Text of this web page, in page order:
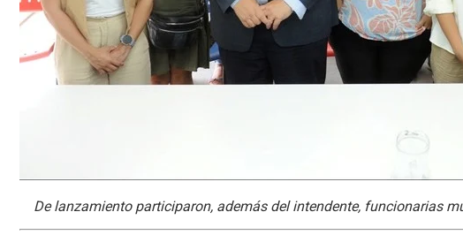
De lanzamiento participaron, además del intendente, funcionarias